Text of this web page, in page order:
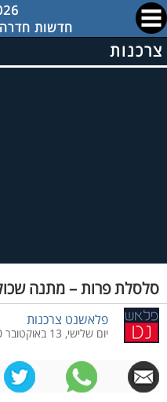
חדשות
צרכנות
סלסלת פרות – מתנה
פלאשנט צרכנות
יום שלישי, 13 באוקטובר 2020, 12:57